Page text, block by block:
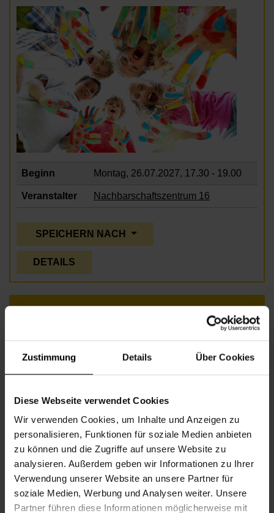
Zustimmung Details Über Cookies
Diese Webseite verwendet Cookies
Wir verwenden Cookies, um Inhalte und Anzeigen zu
personalisieren, Funktionen für soziale Medien anbieten
zu können und die Zugriffe auf unsere Website zu
analysieren. Außerdem geben wir Informationen zu Ihrer
Verwendung unserer Website an unsere Partner für
soziale Medien, Werbung und Analysen weiter. Unsere
Partner führen diese Informationen möglicherweise mit
Beginn Montag, 26.07.2027, 17.30 - 19.00
Veranstalter Nachbarschaftszentrum 16
SPEICHERN NACH
DETAILS